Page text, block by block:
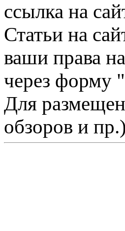
ссылка на
Статьи на
ваши права
через форму
Для
обзоров и